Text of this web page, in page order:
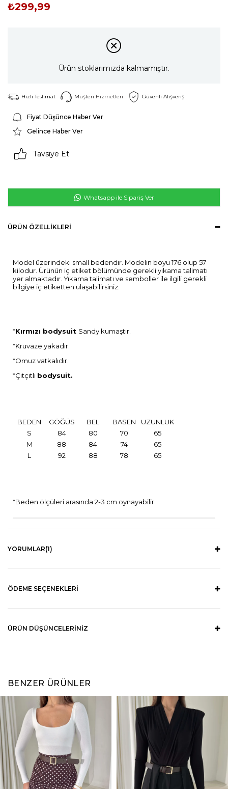
₺299,99
Ürün stoklarımızda kalmamıştır.
Hızlı Teslimat Müşteri Hizmetleri Güvenli Alışveriş
Fiyat Düşünce Haber Ver
Gelince Haber Ver
Tavsiye Et
Whatsapp ile Sipariş Ver
ÜRÜN ÖZELLIKLERI
Model üzerindeki small bedendir. Modelin boyu 176 olup 57
kilodur. Ürünün iç etiket bölümünde gerekli yıkama talimatı
yer almaktadır. Yıkama talimatı ve semboller ile ilgili gerekli
bilgiye iç etiketten ulaşabilirsiniz.
*Kırmızı bodysuit Sandy kumaştır.
*Kruvaze yakadır.
*Omuz vatkalıdır.
*Çıtçıtlı bodysuit.
BEDEN GÖĞÜS BEL BASEN
UZUNLUK
S
84 80 70
65
M
88 84 74
65
L
92 88 78 65
*Beden ölçüleri arasında 2-3 cm oynayabilir.
YORUMLAR(1)
ÖDEME SEÇENEKLERI
ÜRÜN DÜŞÜNCELERINIZ
BENZER ÜRÜNLER